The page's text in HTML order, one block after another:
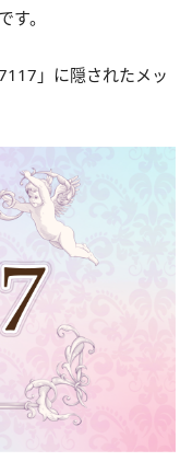
です。
」に隠されたメッ